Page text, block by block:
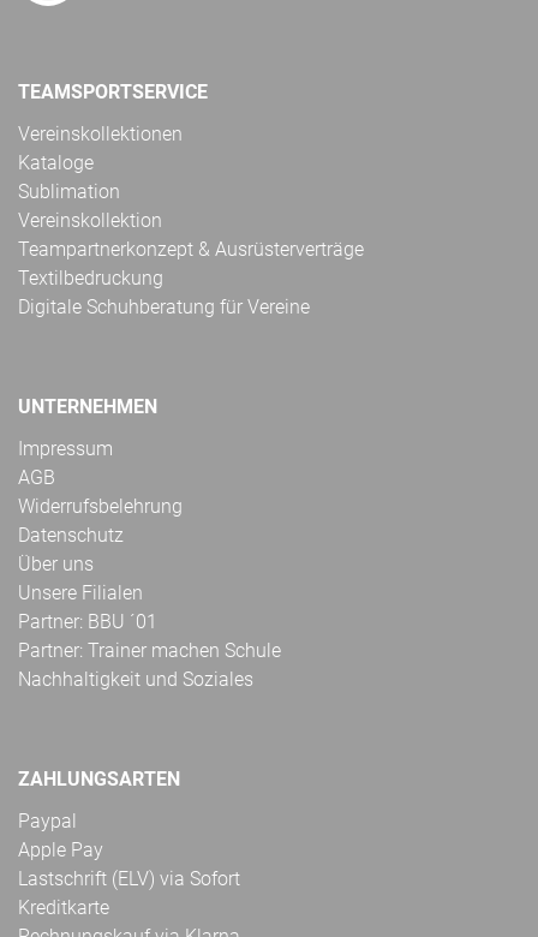
TEAMSPORTSERVICE
Vereinskollektionen
Kataloge
Sublimation
Vereinskollektion
Teampartnerkonzept & Ausrüsterverträge
Textilbedruckung
Digitale Schuhberatung für Vereine
UNTERNEHMEN
Impressum
AGB
Widerrufsbelehrung
Datenschutz
Über uns
Unsere Filialen
Partner: BBU ´01
Partner: Trainer machen Schule
Nachhaltigkeit und Soziales
ZAHLUNGSARTEN
Paypal
Apple Pay
Lastschrift (ELV) via Sofort
Kreditkarte